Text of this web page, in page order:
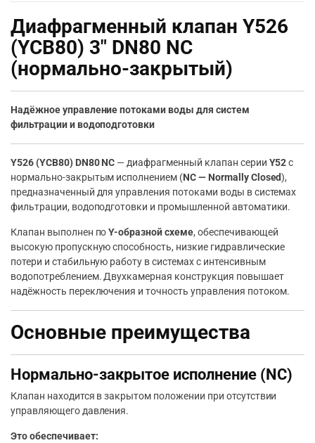
Диафрагменный клапан Y526
(YCB80) 3″ DN80 NC
(нормально-закрытый)
Надёжное управление потоками воды для систем
фильтрации и водоподготовки
Y526 (YCB80) DN80 NC — диафрагменный клапан серии Y52с
нормально-закрытым исполнением (NC — Normally Closed),
предназначенный для управления потоками воды в системах
фильтрации, водоподготовки и промышленной автоматики.
Клапан выполнен поY-образной схеме, обеспечивающей
высокую пропускную способность, низкие гидравлические
потери и стабильную работу в системах с интенсивным
водопотреблением. Двухкамерная конструкция повышает
надёжность переключения и точность управления потоком.
Основные преимущества
Нормально-закрытое исполнение (NC)
Клапан находится в закрытом положении при отсутствии
управляющего давления.
Это обеспечивает: